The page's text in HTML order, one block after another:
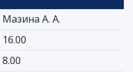
Мазина А. А.
16.00
8.00